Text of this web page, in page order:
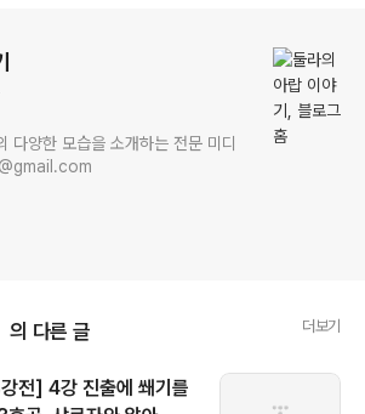
다양한 모습을 소개하는 전문 미디
의 다른 글 더보기
전] 4강 진출에 쐐기를